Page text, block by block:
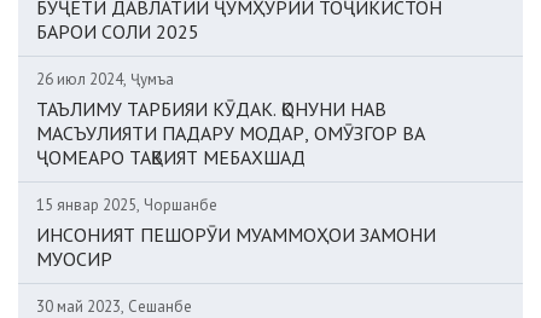
БУҶЕТИ ДАВЛАТИИ ҶУМҲУРИИ ТОҶИКИСТОН
БАРОИ СОЛИ 2025
26 июл 2024, Ҷумъа
ТАЪЛИМУ ТАРБИЯИ КӮДАК. ҚОНУНИ НАВ
МАСЪУЛИЯТИ ПАДАРУ МОДАР, ОМӮЗГОР ВА
ҶОМЕАРО ТАҚВИЯТ МЕБАХШАД
15 январ 2025, Чоршанбе
ИНСОНИЯТ ПЕШОРӮИ МУАММОҲОИ ЗАМОНИ
МУОСИР
30 май 2023, Сешанбе